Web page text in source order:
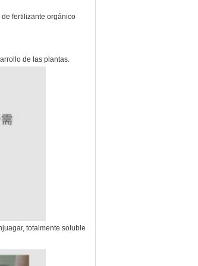
fertilizante orgánico
de las plantas.
totalmente soluble